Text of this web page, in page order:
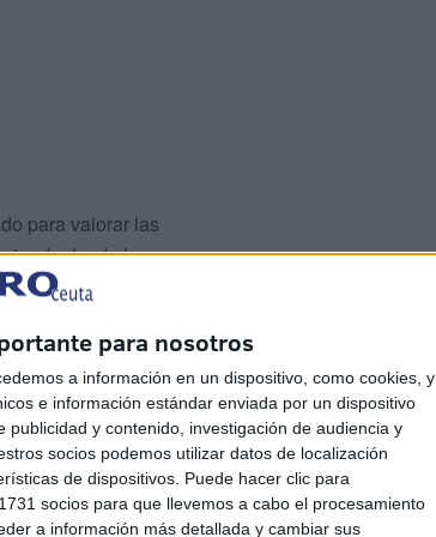
para nosotros
a información en un dispositivo, como cookies, y
e información estándar enviada por un dispositivo
y contenido, investigación de audiencia y
socios podemos utilizar datos de localización
de dispositivos. Puede hacer clic para
socios para que llevemos a cabo el procesamiento
a información más detallada y cambiar sus
para valorar las
desde la
tanto en esa
así como el “mundo